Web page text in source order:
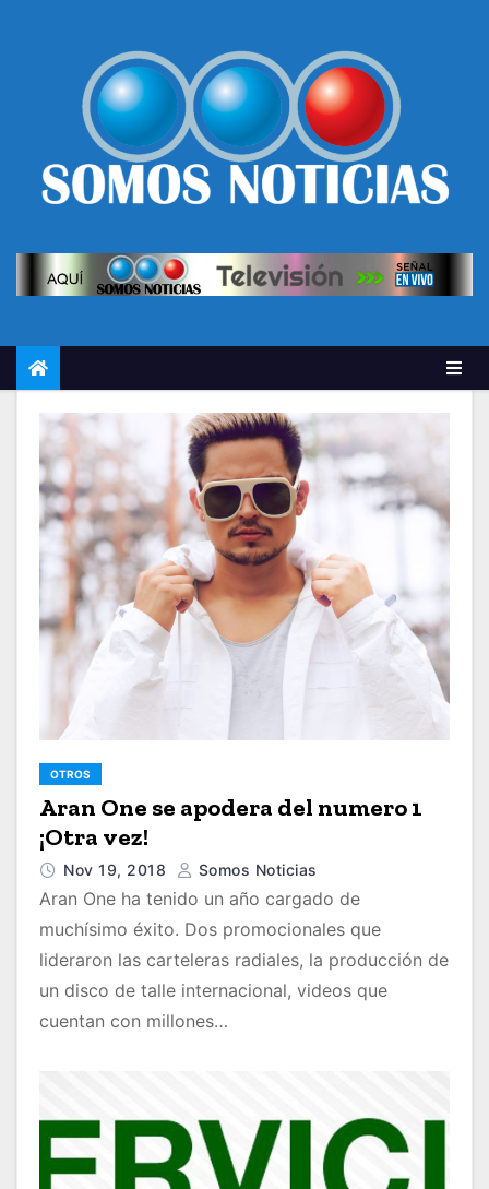
OTROS
Aran One se apodera del numero 1
¡Otra vez!
Nov 19, 2018 Somos Noticias
Aran One ha tenido un año cargado de
muchísimo éxito. Dos promocionales que
lideraron las carteleras radiales, la producción de
un disco de talle internacional, videos que
cuentan con millones…